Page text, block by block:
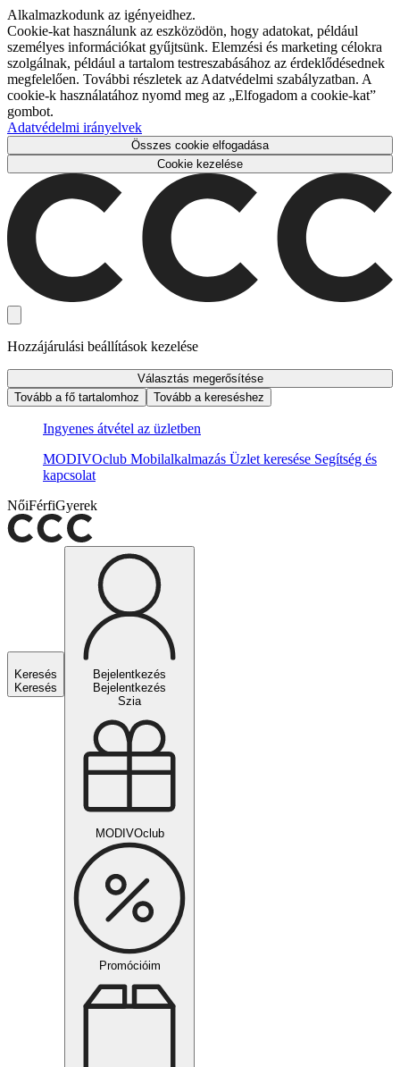
Alkalmazkodunk az igényeidhez.
Cookie-kat használunk az eszközödön, hogy adatokat, például
személyes információkat gyűjtsünk. Elemzési és marketing célokra
szolgálnak, például a tartalom testreszabásához az érdeklődésednek
megfelelően. További részletek az Adatvédelmi szabályzatban. A
cookie-k használatához nyomd meg az „Elfogadom a cookie-kat”
gombot.
Adatvédelmi irányelvek
Összes cookie elfogadása
Cookie kezelése
Hozzájárulási beállítások kezelése
Választás megerősítése
Tovább a fő tartalomhoz
Tovább a kereséshez
Ingyenes átvétel az üzletben
MODIVOclub Mobilalkalmazás Üzlet keresése Segítség és
kapcsolat
NőiFérfiGyerek
Keresés
Keresés
Bejelentkezés
Bejelentkezés
Szia
MODIVOclub
Promócióim